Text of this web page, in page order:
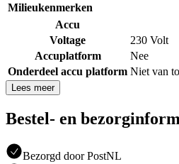
Milieukenmerken
Accu
Voltage
230 Volt
Accuplatform
Nee
Onderdeel accu platform Niet van
Lees meer
Bestel- en
Bezorgd door PostNL